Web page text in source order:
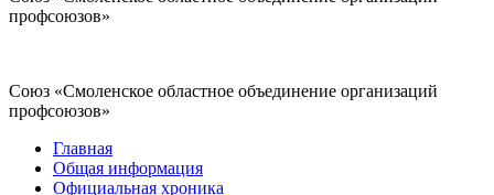
профсоюзов»
Союз «Смоленское областное объединение организаций
профсоюзов»
Главная
Общая информация
Официальная хроника